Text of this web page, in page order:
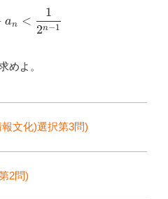
0<2-a_n<\dfrac{1}{2^{n-
an <
2n−1
1
めよ。
文化)選択第3問)
2問)